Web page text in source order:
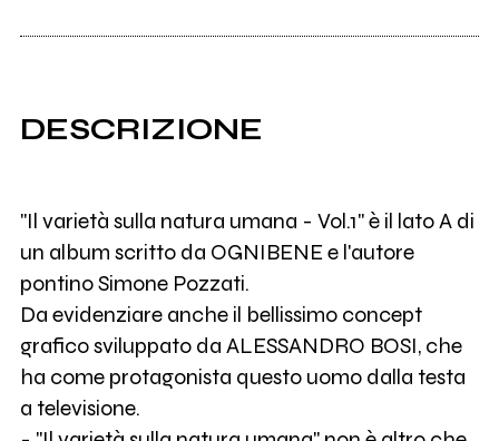
DESCRIZIONE
"Il varietà sulla natura umana - Vol.1" è il lato A di
un album scritto da OGNIBENE e l'autore
pontino Simone Pozzati.
Da evidenziare anche il bellissimo concept
grafico sviluppato da ALESSANDRO BOSI, che
ha come protagonista questo uomo dalla testa
a televisione.